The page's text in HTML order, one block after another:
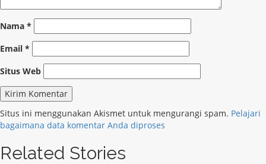
Nama *
Email *
Situs Web
Situs ini menggunakan Akismet untuk mengurangi spam. Pelajari
bagaimana data komentar Anda diproses
Related Stories